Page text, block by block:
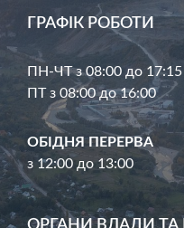
ГРАФІК РОБОТИ
ПН-ЧТ з 08:00 до 17:15
ПТ з 08:00 до 16:00
ОБІДНЯ ПЕРЕРВА
з 12:00 до 13:00